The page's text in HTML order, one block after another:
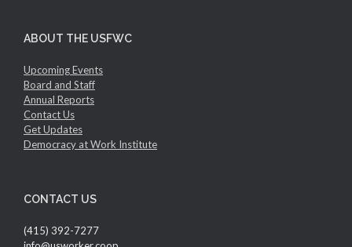
ABOUT THE USFWC
Upcoming Events
Board and Staff
Annual Reports
Contact Us
Get Updates
Democracy at Work Institute
CONTACT US
(415) 392-7277